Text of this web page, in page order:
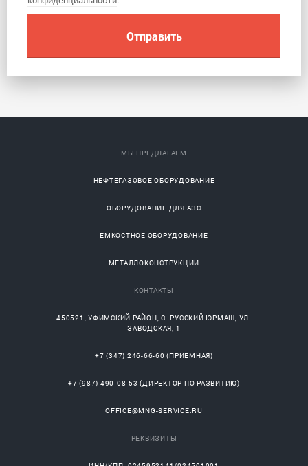
МЫ ПРЕДЛАГАЕМ
НЕФТЕГАЗОВОЕ ОБОРУДОВАНИЕ
ОБОРУДОВАНИЕ ДЛЯ АЗС
ЕМКОСТНОЕ ОБОРУДОВАНИЕ
МЕТАЛЛОКОНСТРУКЦИИ
КОНТАКТЫ
450521 ,УФИМСКИЙ РАЙОН, С.РУССКИЙ ЮРМАШ, УЛ.
ЗАВОДСКАЯ, 1
+7 (347) 246-66-60 (ПРИЕМНАЯ)
+7 (987) 490-08-53 (ДИРЕКТОР ПО РАЗВИТИЮ)
OFFICE@MNG-SERVICE.RU
РЕКВИЗИТЫ